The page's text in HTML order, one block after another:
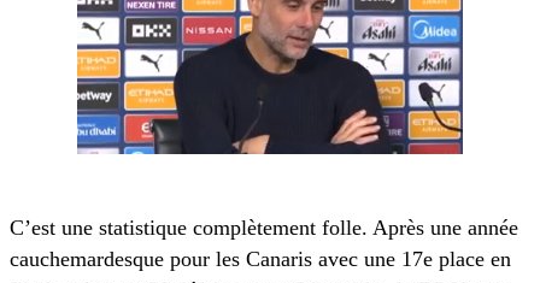
C’est une statistique complètement folle. Après une année
cauchemardesque pour les Canaris avec une 17e place en